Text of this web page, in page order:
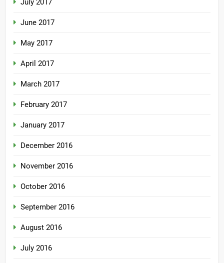
July 2017
June 2017
May 2017
April 2017
March 2017
February 2017
January 2017
December 2016
November 2016
October 2016
September 2016
August 2016
July 2016